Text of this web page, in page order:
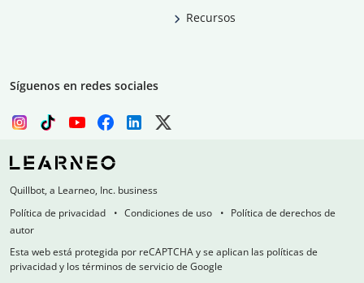
Recursos
Síguenos en redes sociales
Quillbot, a Learneo, Inc. business
Política de privacidad
Condiciones de uso
Política de derechos de
autor
Esta web está protegida por reCAPTCHA y se aplican las políticas de
privacidad y los términos de servicio de Google